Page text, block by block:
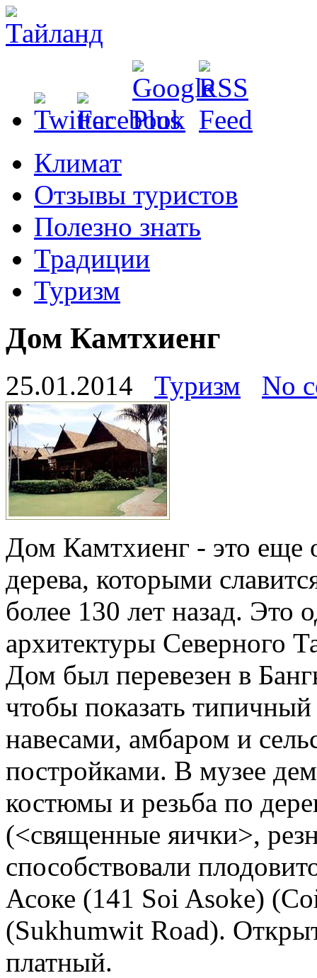
Климат
Отзывы туристов
Полезно знать
Традиции
Туризм
Дом Камтхиенг
25.01.2014 Туризм No
Дом Камтхиенг - это еще
дерева, которыми
более 130 лет назад. Это
архитектуры Северного
Дом был перевезен в
чтобы показать
навесами, амбаром и
постройками. В музее
костюмы и резьба по
(<священные яички>,
способствовали
Асоке (141 Soi Asoke)
(Sukhumwit Road).
платный.